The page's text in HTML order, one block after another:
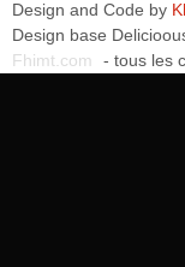
Design and Code by
Design base
Fhimt.com
- tous les